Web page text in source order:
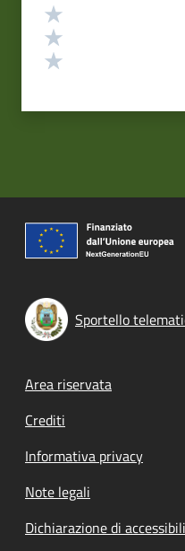
Sportello
Footer menu
Area riservata
Crediti
Informativa privacy
Note legali
Dichiarazione di